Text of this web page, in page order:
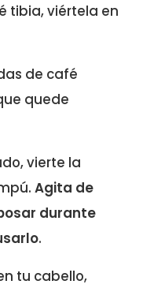
tibia, viértela en
de café
quede
vierte la
Agita de
durante
.
tu cabello,